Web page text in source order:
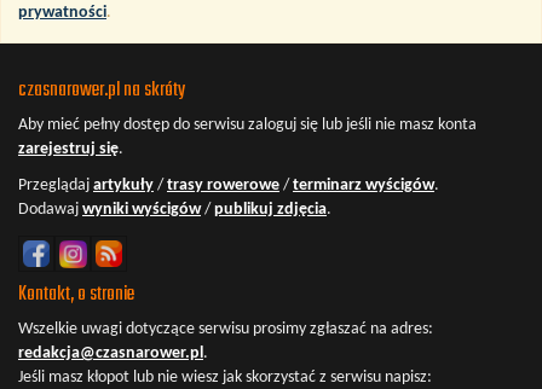
prywatności.
czasnarower.pl na skróty
Aby mieć pełny dostęp do serwisu zaloguj się lub jeśli nie masz konta
zarejestruj się.
Przeglądaj artykuły / trasy rowerowe / terminarz wyścigów.
Dodawaj wyniki wyścigów/ publikuj zdjęcia.
Kontakt, o stronie
Wszelkie uwagi dotyczące serwisu prosimy zgłaszać na adres:
redakcja@czasnarower.pl.
Jeśli masz kłopot lub nie wiesz jak skorzystać z serwisu napisz: